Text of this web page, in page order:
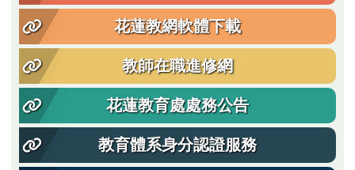
花蓮教網軟體下載
教師在職進修網
花蓮教育處處務公告
教育體系身分認證服務